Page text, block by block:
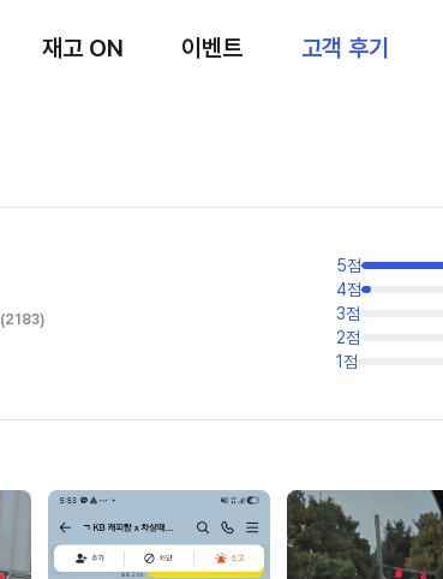
재고 ON 이벤트 고객 후기
(2183)
1점
2점
3점
4점
5점